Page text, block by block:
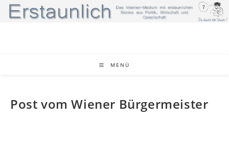
Zum
Inhalt
MENÜ
Post vom Wiener Bürgermeister